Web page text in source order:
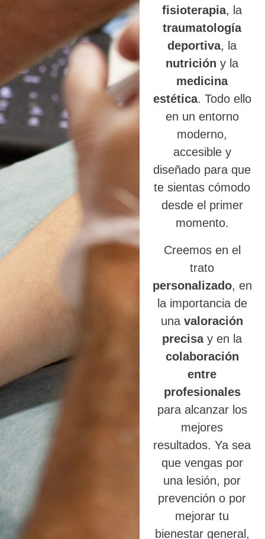
fisioterapia, la
traumatología
deportiva, la
nutrición y la
medicina
estética. Todo ello
en un entorno
moderno,
accesible y
diseñado para que
te sientas cómodo
desde el primer
momento.
Creemos en el
trato
personalizado, en
la importancia de
unavaloración
precisay en la
colaboración
entre
profesionales
para alcanzar los
mejores
resultados. Ya sea
que vengas por
una lesión, por
prevención o por
mejorar tu
bienestar general,